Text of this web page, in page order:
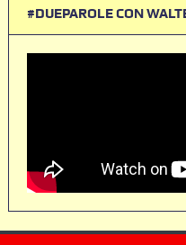
#DUEPAROLE CON